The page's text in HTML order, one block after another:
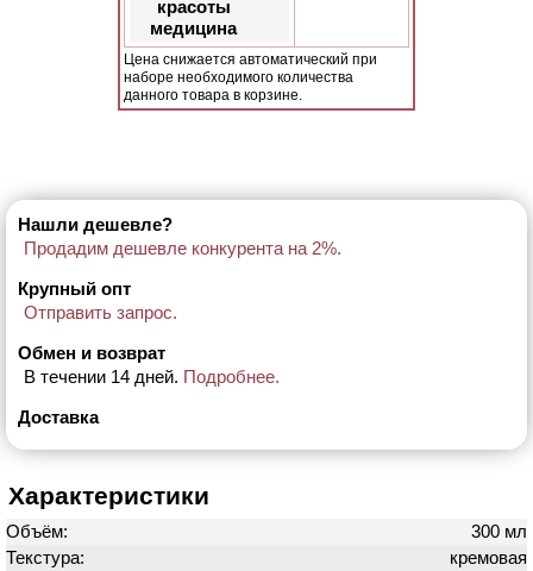
красоты
медицина
Цена снижается автоматический при
наборе необходимого количества
данного товара в корзине.
Нашли дешевле?
Продадим дешевле конкурента на 2%.
Крупный опт
Отправить запрос.
Обмен и возврат
В течении 14 дней. Подробнее.
Доставка
Характеристики
Объём:
300 мл
Текстура:
кремовая